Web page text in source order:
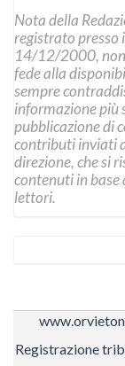
Nota della
registrato presso
14/12/2000, non
fede alla
sempre
informazione più
pubblicazione di
contributi inviati
direzione, che si
contenuti in base
lettori.
Registrazione